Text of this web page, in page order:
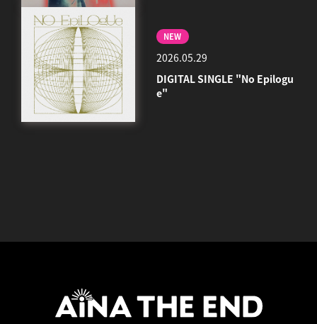
NEW
2026.05.29
DIGITAL SINGLE "No Epilogu
e"